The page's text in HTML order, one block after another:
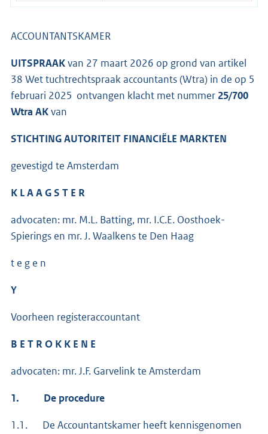
ACCOUNTANTSKAMER
UITSPRAAKvan 27 maart 2026 op grond van artikel
38 Wet tuchtrechtspraak accountants (Wtra) in de op 5
februari 2025 ontvangen klacht met nummer 25/700
Wtra AKvan
STICHTING AUTORITEIT FINANCIËLE MARKTEN
gevestigd te Amsterdam
K L A A G S T E R
advocaten: mr. M.L. Batting, mr. I.C.E. Oosthoek-
Spierings en mr. J. Waalkens te Den Haag
t e g e n
Y
Voorheen registeraccountant
B E T R O K K E N E
advocaten: mr. J.F. Garvelink te Amsterdam
1. De procedure
1.1. De Accountantskamer heeft kennisgenomen